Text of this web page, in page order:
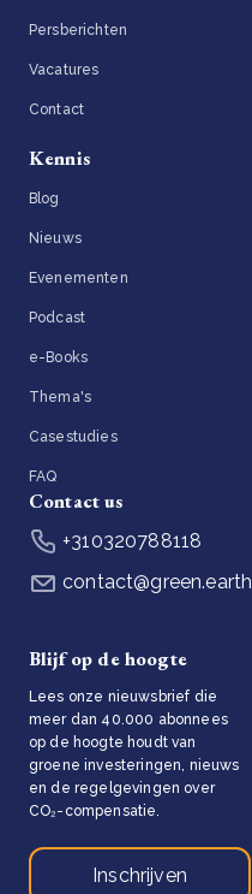
Persberichten
Vacatures
Contact
Kennis
Blog
Nieuws
Evenementen
Podcast
e-Books
Thema's
Casestudies
FAQ
Contact us
+310320788118
contact@green.earth
Blijf op de hoogte
Lees onze nieuwsbrief die
meer dan 40.000 abonnees
op de hoogte houdt van
groene investeringen, nieuws
en de regelgevingen over
CO₂-compensatie.
Inschrijven